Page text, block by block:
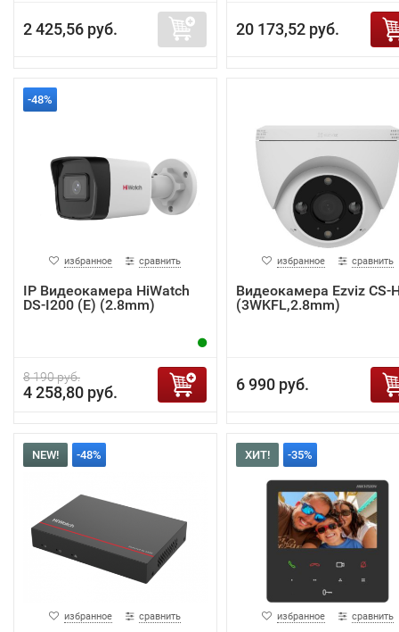
2 425,56 руб. 20 173,52 руб.
-48%
избранное сравнить
IP Видеокамера HiWatch
DS-I200 (E) (2.8mm)
8 190 руб.
4 258,80 руб.
избранное сравнить
Видеокамера Ezviz CS-
(3WKFL,2.8mm)
6 990 руб.
NEW! -48%
избранное сравнить
ХИТ! -35%
избранное сравнить